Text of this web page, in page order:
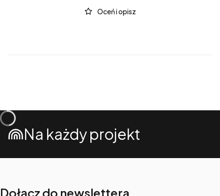
Oceń i opisz
Na każdy projekt
Dołącz do newslettera